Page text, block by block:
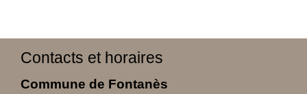
Contacts et horaires
Commune de Fontanès